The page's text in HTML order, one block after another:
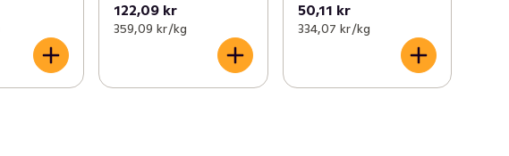
122,09 kr
359,09 kr /kg
50,11 kr
334,07 kr /kg